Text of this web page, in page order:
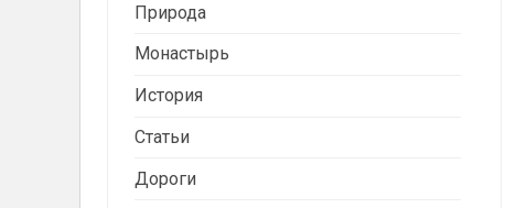
Природа
Монастырь
История
Статьи
Дороги